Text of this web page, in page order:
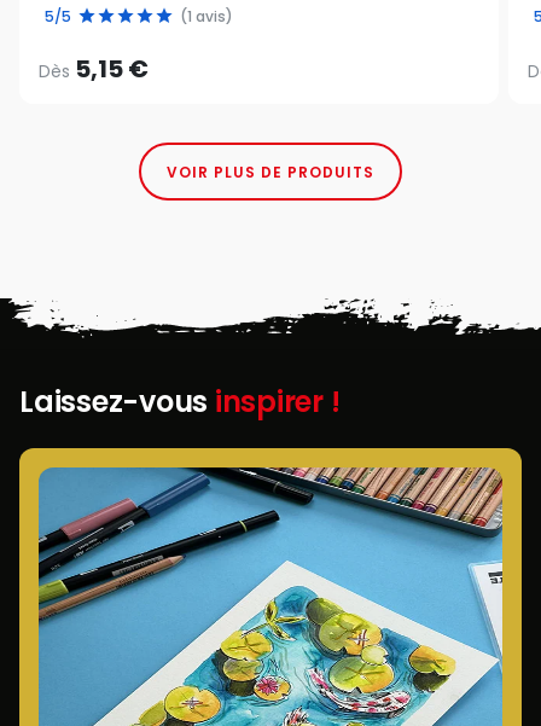
5/5 (1 avis)
Dès 5,15 €
VOIR PLUS DE PRODUITS
Laissez-vous inspirer !